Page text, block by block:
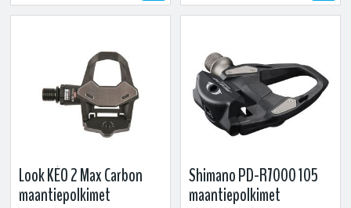
Look KÉO 2 Max Carbon
maantiepolkimet
Shimano PD-R7000 105
maantiepolkimet